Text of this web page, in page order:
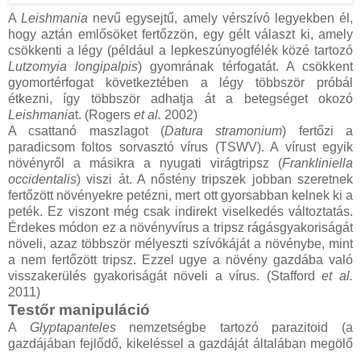
ALeishmania nevű egysejtű, amely vérszívó legyekben él,
hogy aztán emlősöket fertőzzön, egy gélt választ ki, amely
csökkenti a légy (például a lepkeszúnyogfélék közé tartozó
Lutzomyia longipalpis) gyomrának térfogatát. A csökkent
gyomortérfogat következtében a légy többször próbál
étkezni, így többször adhatja át a betegséget okozó
Leishmaniat. (Rogers et al. 2002)
A csattanó maszlagot (Datura stramonium) fertőzi a
paradicsom foltos sorvasztó vírus (TSWV). A vírust egyik
növényről a másikra a nyugati virágtripsz (Frankliniella
occidentalis) viszi át. A nőstény tripszek jobban szeretnek
fertőzött növényekre petézni, mert ott gyorsabban kelnek ki a
peték. Ez viszont még csak indirekt viselkedés változtatás.
Érdekes módon ez a növényvírus a tripsz rágásgyakoriságát
növeli, azaz többször mélyeszti szívókáját a növénybe, mint
a nem fertőzött tripsz. Ezzel ugye a növény gazdába való
visszakerülés gyakoriságát növeli a vírus. (Staffordet al.
2011)
Testőr manipuláció
A Glyptapanteles nemzetségbe tartozó parazitoid (a
gazdájában fejlődő, kikeléssel a gazdáját általában megölő